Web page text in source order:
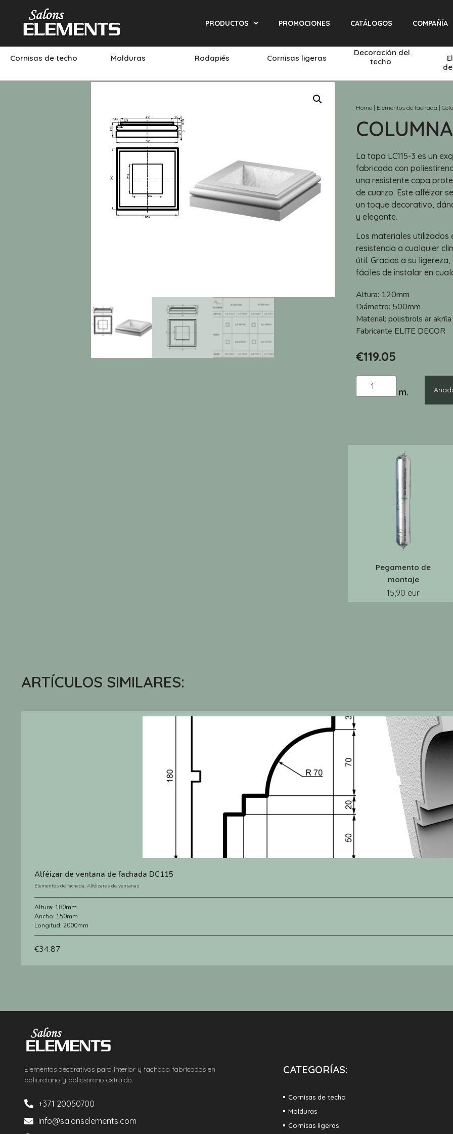
PRODUCTOS PROMOCIONES CATÁLOGOS COMPAÑÍA
Cornisas de techo Molduras Rodapiés Cornisas ligeras
Decoración del
techo
Home | Elementos de fachada |
La tapa LC115-3 es un
fabricado con
una resistente capa
de cuarzo. Este alféizar
un toque decorativo,
y elegante.
Los materiales utilizados
resistencia a cualquier
útil. Gracias a su
fáciles de instalar en
Altura: 120mm
Diámetro: 500mm
Material: polistirols ar
Fabricante ELITE DECOR
€119.05
Pegamento de
montaje
15,90 eur
ARTÍCULOS SIMILARES:
Alféizar de ventana de fachada DC115
Elementos de fachada, Alféizares de ventanas
Altura: 180mm
Ancho: 150mm
Longitud: 2000mm
€34.87
Elementos decorativos para interior y fachada fabricados en
poliuretano y poliestireno extruido.
+371 20050700
info@salonselements.com
CATEGORÍAS:
Cornisas de techo
Molduras
Cornisas ligeras